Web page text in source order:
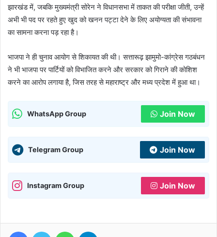
झारखंड में, जबकि मुख्यमंत्री सोरेन ने विधानसभा में ताकत की परीक्षा जीती, उन्हें
अभी भी पद पर रहते हुए खुद को खनन पट्टा देने के लिए अयोग्यता की संभावना
का सामना करना पड़ रहा है।
भाजपा ने ही चुनाव आयोग से शिकायत की थी। सत्तारूढ़ झामुमो-कांग्रेस गठबंधन
ने भी भाजपा पर पार्टियों को विभाजित करने और सरकार को गिराने की कोशिश
करने का आरोप लगाया है, जिस तरह से महाराष्ट्र और मध्य प्रदेश में हुआ था।
WhatsApp Group Join Now
Telegram Group Join Now
Instagram Group Join Now
FacebookTwitter WhatsApp